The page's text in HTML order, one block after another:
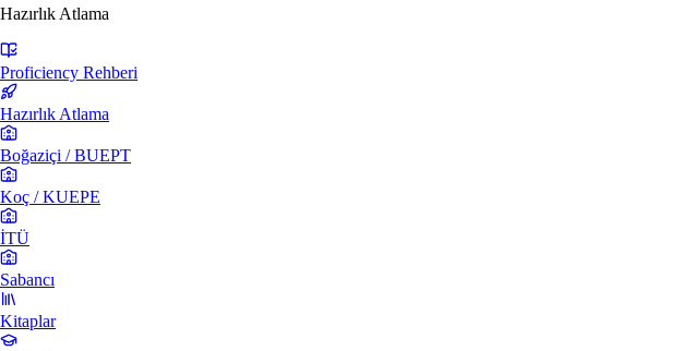
Hazırlık Atlama
Proficiency Rehberi
Hazırlık Atlama
Boğaziçi / BUEPT
Koç / KUEPE
İTÜ
Sabancı
Kitaplar